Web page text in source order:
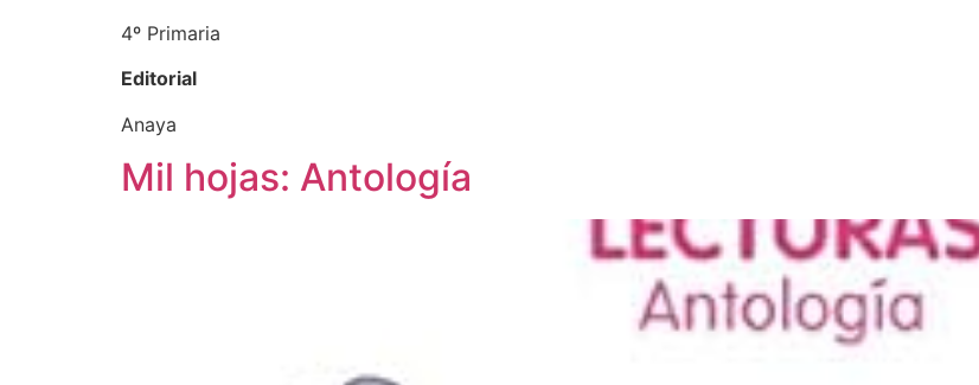
4º Primaria
Editorial
Anaya
Mil hojas: Antología